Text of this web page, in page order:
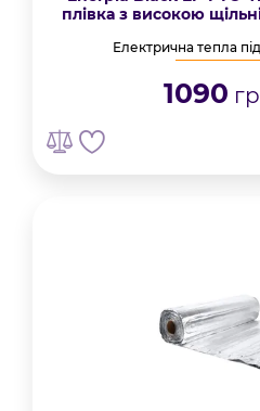
плівка з високою
Електрична тепла
1090